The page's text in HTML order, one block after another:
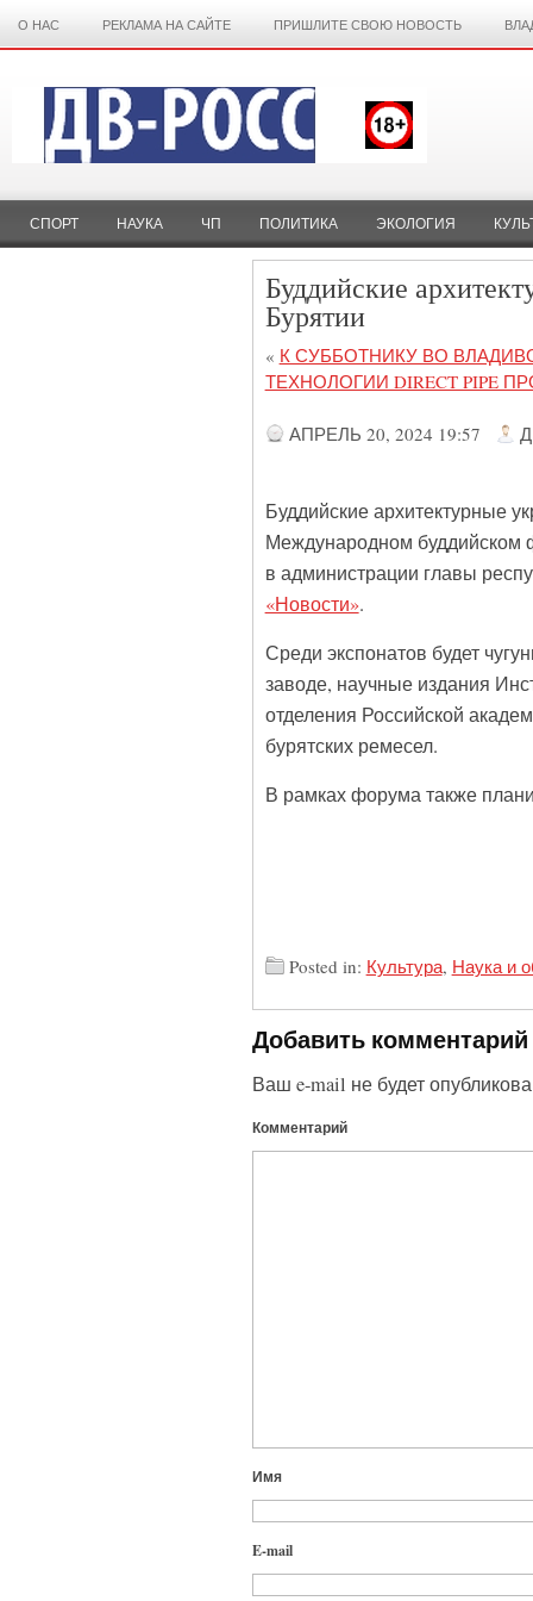
О НАС РЕКЛАМА НА САЙТЕ ПРИШЛИТЕ СВОЮ НОВОСТЬ
СПОРТ НАУКА ЧП ПОЛИТИКА ЭКОЛОГИЯ
Буддийские
Бурятии
« К СУББОТНИКУ ВО
ТЕХНОЛОГИИ DIRECT PIPE
АПРЕЛЬ 20, 2024 19:57
Буддийские архитектурные
Международном буддийском
в администрации главы
«Новости».
Среди экспонатов будет
заводе, научные издания
отделения Российской
бурятских ремесел.
В рамках форума также
Posted in: Культура, Наука и
Добавить комментарий
Ваш e-mail не будет
Комментарий
Имя
E-mail